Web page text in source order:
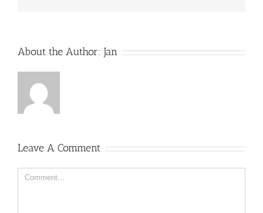
About the Author: Jan
Leave A Comment
Comment